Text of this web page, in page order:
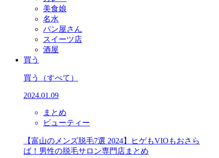
美食娘
名水
パン屋さん
スイーツ店
酒屋
買う
買う （すべて）
2024.01.09
まとめ
ビューティー
【富山のメンズ脱毛7選 2024】ヒゲもVIOもおさら
ば！男性の脱毛サロン専門店まとめ